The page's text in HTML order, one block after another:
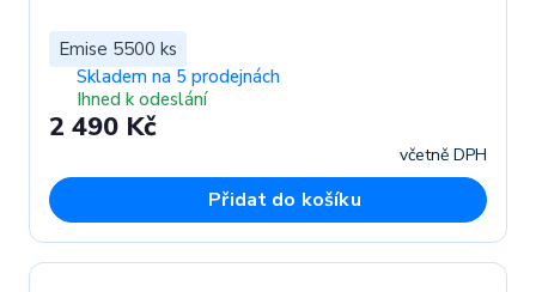
Emise 5500 ks
Skladem na 5 prodejnách
Ihned k odeslání
2 490 Kč
včetně DPH
Přidat do košíku